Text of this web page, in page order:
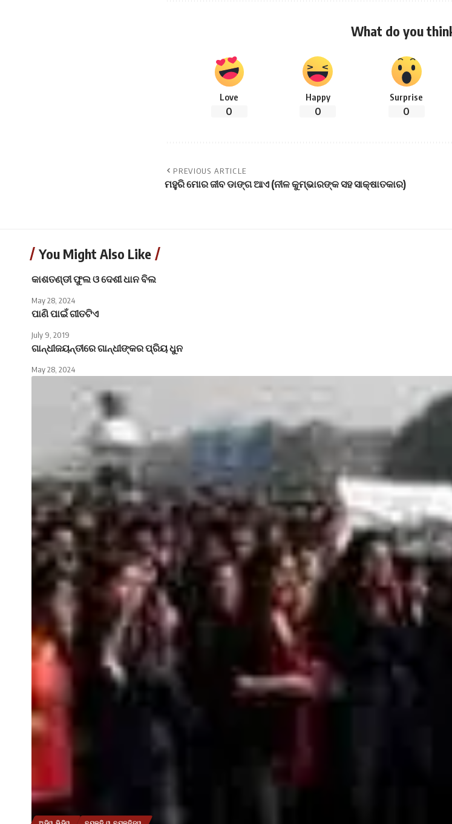
What do you
Love
0
Happy
0
Surprise
0
PREVIOUS ARTICLE
ମହୁରି ମୋର ଜୀବ ଡାଙ୍ଗ ଆଏ (ନୀଳ କୁମ୍ଭାରଙ୍କ ସହ ସାକ୍ଷାତକାର)
You Might Also Like
କାଶତଣ୍ଡୀ ଫୁଲ ଓ ଦେଶୀ ଧାନ ବିଲ
May 28, 2024
ପାଣି ପାଇଁ ଗୀତଟିଏ
July 9, 2019
ଗାନ୍ଧୀଜୟନ୍ତୀରେ ଗାନ୍ଧୀଙ୍କର ପ୍ରିୟ ଧୁନ
May 28, 2024